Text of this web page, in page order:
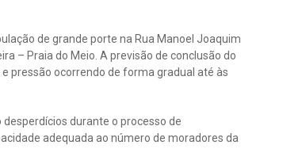
de grande porte na Rua Manoel Joaquim
– Praia do Meio. A previsão de conclusão do
pressão ocorrendo de forma gradual até às
durante o processo de
adequada ao número de moradores da